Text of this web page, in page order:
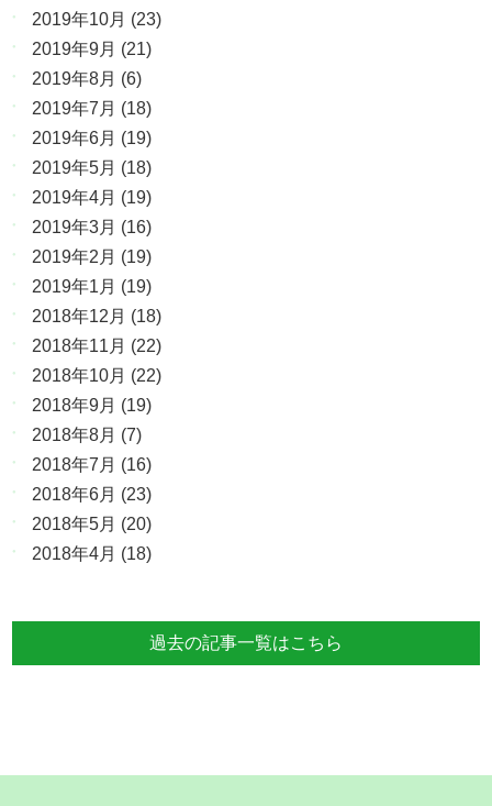
2019年10月 (23)
2019年9月 (21)
2019年8月 (6)
2019年7月 (18)
2019年6月 (19)
2019年5月 (18)
2019年4月 (19)
2019年3月 (16)
2019年2月 (19)
2019年1月 (19)
2018年12月 (18)
2018年11月 (22)
2018年10月 (22)
2018年9月 (19)
2018年8月 (7)
2018年7月 (16)
2018年6月 (23)
2018年5月 (20)
2018年4月 (18)
過去の記事一覧はこちら